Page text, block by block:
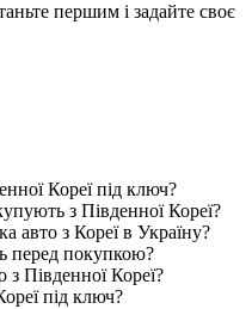
першим і задайте своє
Кореї під ключ?
з Південної Кореї?
авто з Кореї в Україну?
перед покупкою?
Південної Кореї?
під ключ?